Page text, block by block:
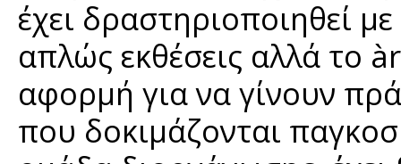
έχει δραστηριοποιηθεί
απλώς εκθέσεις αλλά το
αφορμή για να γίνουν
που δοκιμάζονται